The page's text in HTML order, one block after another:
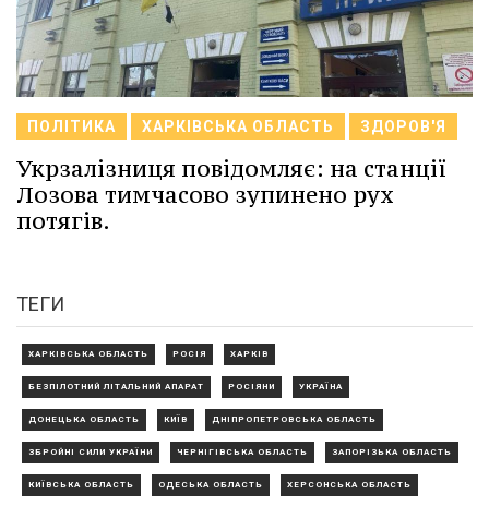
ПОЛІТИКА ХАРКІВСЬКА ОБЛАСТЬ ЗДОРОВ'Я
Укрзалізниця повідомляє: на станції
Лозова тимчасово зупинено рух
потягів.
ТЕГИ
ХАРКІВСЬКА ОБЛАСТЬ РОСІЯ ХАРКІВ
БЕЗПІЛОТНИЙ ЛІТАЛЬНИЙ АПАРАТ РОСІЯНИ УКРАЇНА
ДОНЕЦЬКА ОБЛАСТЬ КИЇВ ДНІПРОПЕТРОВСЬКА ОБЛАСТЬ
ЗБРОЙНІ СИЛИ УКРАЇНИ ЧЕРНІГІВСЬКА ОБЛАСТЬ ЗАПОРІЗЬКА ОБЛАСТЬ
КИЇВСЬКА ОБЛАСТЬ ОДЕСЬКА ОБЛАСТЬ ХЕРСОНСЬКА ОБЛАСТЬ